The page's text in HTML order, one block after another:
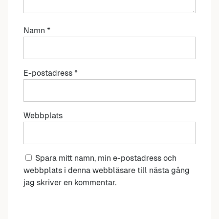
Namn *
E-postadress *
Webbplats
Spara mitt namn, min e-postadress och
webbplats i denna webbläsare till nästa gång
jag skriver en kommentar.